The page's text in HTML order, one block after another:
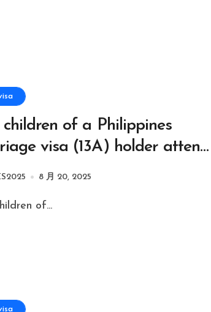
children of a Philippines
visa (13A) holder attend
schools?
8 月 20, 2025
of...